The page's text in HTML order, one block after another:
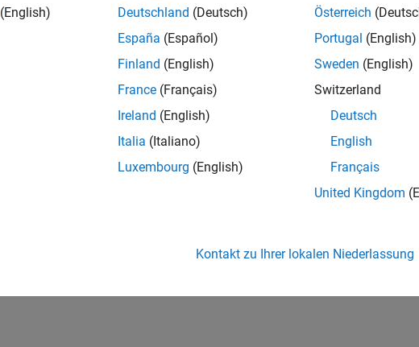
(English)
Deutschland (Deutsch)
España (Español)
Finland (English)
France (Français)
Ireland (English)
Italia (Italiano)
Luxembourg (English)
Österreich
Portugal (English)
Sweden (English)
Switzerland
Deutsch
English
Français
United Kingdom
Kontakt zu Ihrer lokalen Niederlassung